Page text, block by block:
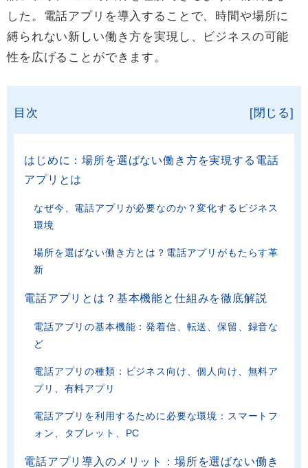
した。電話アプリを導入することで、時間や場所に
縛られない新しい働き方を実現し、ビジネスの可能
性を広げることができます。
目次 [閉じる]
はじめに：場所を選ばない働き方を実現する電話
アプリとは
なぜ今、電話アプリが必要なのか？変化するビジネス
環境
場所を選ばない働き方とは？電話アプリがもたらす革
新
電話アプリとは？基本機能と仕組みを徹底解説
電話アプリの基本機能：発着信、転送、保留、録音な
ど
電話アプリの種類：ビジネス向け、個人向け、無料ア
プリ、有料アプリ
電話アプリを利用するために必要な環境：スマートフ
ォン、タブレット、PC
電話アプリ導入のメリット：場所を選ばない働き